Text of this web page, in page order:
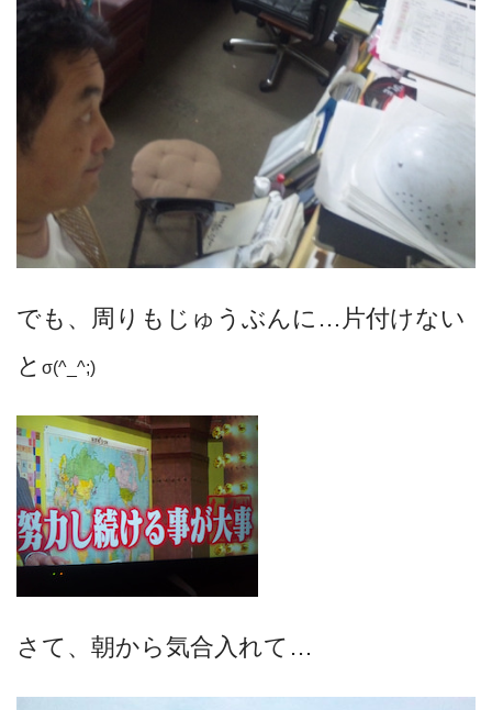
でも、周りもじゅうぶんに…片付けない
と σ(^_^;)
さて、朝から気合入れて…